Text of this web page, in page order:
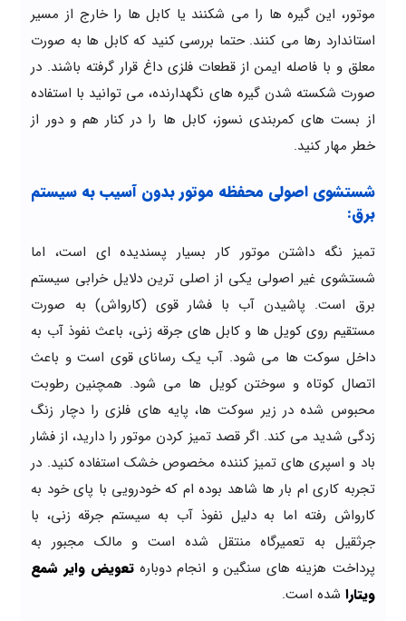
موتور، این گیره ها را می شکنند یا کابل ها را خارج از مسیر
استاندارد رها می کنند. حتما بررسی کنید که کابل ها به صورت
معلق و با فاصله ایمن از قطعات فلزی داغ قرار گرفته باشند. در
صورت شکسته شدن گیره های نگهدارنده، می توانید با استفاده
از بست های کمربندی نسوز، کابل ها را در کنار هم و دور از
خطر مهار کنید.
شستشوی اصولی محفظه موتور بدون آسیب به سیستم
برق:
تمیز نگه داشتن موتور کار بسیار پسندیده ای است، اما
شستشوی غیر اصولی یکی از اصلی ترین دلایل خرابی سیستم
برق است. پاشیدن آب با فشار قوی (کارواش) به صورت
مستقیم روی کویل ها و کابل های جرقه زنی، باعث نفوذ آب به
داخل سوکت ها می شود. آب یک رسانای قوی است و باعث
اتصال کوتاه و سوختن کویل ها می شود. همچنین رطوبت
محبوس شده در زیر سوکت ها، پایه های فلزی را دچار زنگ
زدگی شدید می کند. اگر قصد تمیز کردن موتور را دارید، از فشار
باد و اسپری های تمیز کننده مخصوص خشک استفاده کنید. در
تجربه کاری ام بار ها شاهد بوده ام که خودرویی با پای خود به
کارواش رفته اما به دلیل نفوذ آب به سیستم جرقه زنی، با
جرثقیل به تعمیرگاه منتقل شده است و مالک مجبور به
پرداخت هزینه های سنگین و انجام دوبارهتعویض وایر شمع
ویتارا شده است.